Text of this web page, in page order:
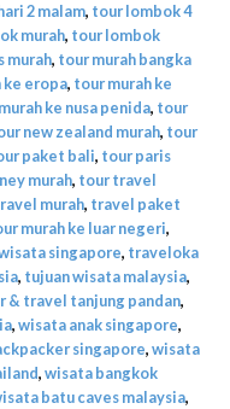
2 malam, tour lombok 4
murah, tour lombok
murah, tour murah bangka
ke eropa, tour murah ke
ke nusa penida, tour
new zealand murah, tour
paket bali, tour paris
murah, tour travel
murah, travel paket
murah ke luar negeri,
singapore, traveloka
, tujuan wisata malaysia,
travel tanjung pandan,
,wisata anak singapore,
singapore,wisata
,wisata bangkok
batu caves malaysia,